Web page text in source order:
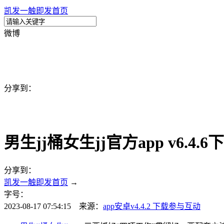
凯发一触即发首页
微博
分享到：
男生jj桶女生jj官方app v6.4.6
分享到：
凯发一触即发首页 →
字号：
2023-08-17 07:54:15 来源： app安卓v4.4.2 下载参与互动